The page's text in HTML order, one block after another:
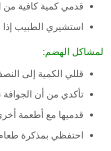
قدمي كمية كافية من
استشيري الطبيب
لمشاكل الهضم:
قللي الكمية إلى
تأكدي من أن الجوافة
قدميها مع أطعمة
احتفظي بمذكرة طعام